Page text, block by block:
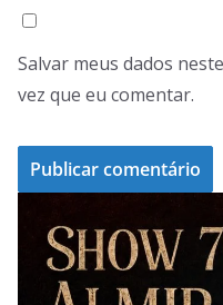
Salvar meus dados
vez que eu comentar.